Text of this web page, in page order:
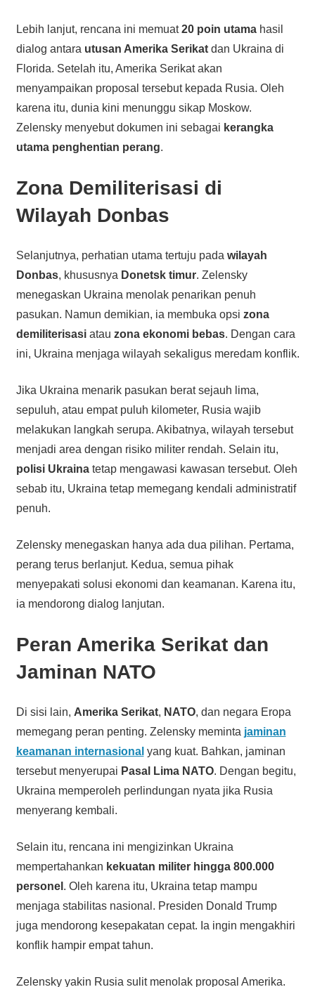
Lebih lanjut, rencana ini memuat20 poin utamahasil
dialog antara utusan Amerika Serikatdan Ukraina di
Florida. Setelah itu, Amerika Serikat akan
menyampaikan proposal tersebut kepada Rusia. Oleh
karena itu, dunia kini menunggu sikap Moskow.
Zelensky menyebut dokumen ini sebagai kerangka
utama penghentian perang.
Zona Demiliterisasi di
Wilayah Donbas
Selanjutnya, perhatian utama tertuju pada wilayah
Donbas, khususnya Donetsk timur. Zelensky
menegaskan Ukraina menolak penarikan penuh
pasukan. Namun demikian, ia membuka opsi zona
demiliterisasiatau zona ekonomi bebas. Dengan cara
ini, Ukraina menjaga wilayah sekaligus meredam konflik.
Jika Ukraina menarik pasukan berat sejauh lima,
sepuluh, atau empat puluh kilometer, Rusia wajib
melakukan langkah serupa. Akibatnya, wilayah tersebut
menjadi area dengan risiko militer rendah. Selain itu,
polisi Ukrainatetap mengawasi kawasan tersebut. Oleh
sebab itu, Ukraina tetap memegang kendali administratif
penuh.
Zelensky menegaskan hanya ada dua pilihan. Pertama,
perang terus berlanjut. Kedua, semua pihak
menyepakati solusi ekonomi dan keamanan. Karena itu,
ia mendorong dialog lanjutan.
Peran Amerika Serikat dan
Jaminan NATO
Di sisi lain, Amerika Serikat, NATO, dan negara Eropa
memegang peran penting. Zelensky meminta jaminan
keamanan internasional yang kuat. Bahkan, jaminan
tersebut menyerupai Pasal Lima NATO. Dengan begitu,
Ukraina memperoleh perlindungan nyata jika Rusia
menyerang kembali.
Selain itu, rencana ini mengizinkan Ukraina
mempertahankan kekuatan militer hingga 800.000
personel . Oleh karena itu, Ukraina tetap mampu
menjaga stabilitas nasional. Presiden Donald Trump
juga mendorong kesepakatan cepat. Ia ingin mengakhiri
konflik hampir empat tahun.
Zelensky yakin Rusia sulit menolak proposal Amerika.